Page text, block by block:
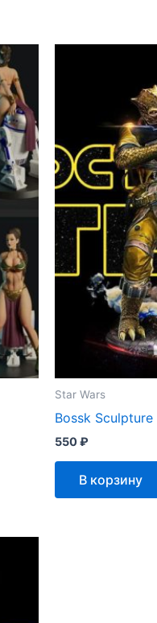
Star Wars
Bossk
550₽
В корзину